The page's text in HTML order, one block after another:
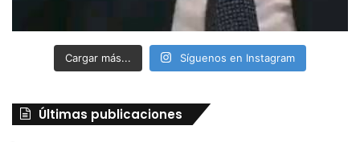
Cargar más... Síguenos en Instagram
Últimas publicaciones